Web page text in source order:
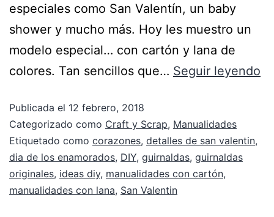
especiales como San Valentín, un baby
shower y mucho más. Hoy les muestro un
modelo especial… con cartón y lana de
colores. Tan sencillos que… Seguir leyendo
Publicada el 12 febrero, 2018
Categorizado como Craft y Scrap, Manualidades
Etiquetado como corazones, detalles de san valentin,
dia de los enamorados, DIY, guirnaldas, guirnaldas
originales, ideas diy, manualidades con cartón,
manualidades con lana, San Valentin